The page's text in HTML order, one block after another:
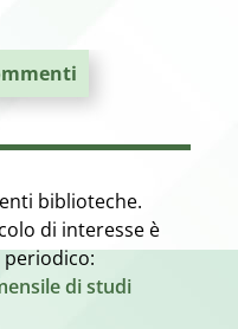
biblioteche.
di interesse è
periodico:
di studi